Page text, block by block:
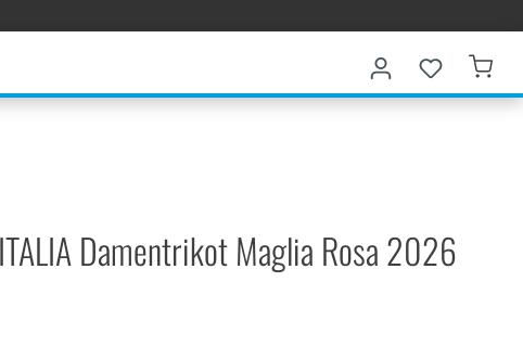
Damentrikot Maglia Rosa 2026